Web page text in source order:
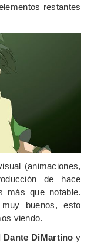
restantes
(animaciones,
de hace
más que notable.
buenos, esto
viendo.
Dante DiMartino y